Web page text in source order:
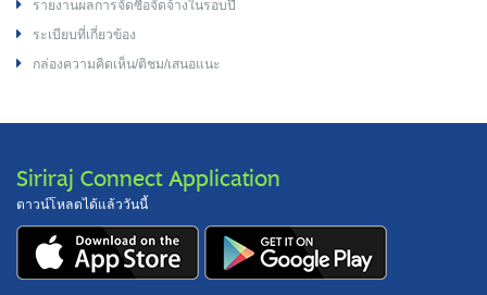
รายงานผลการจัดซื้อจัดจ้างในรอบปี
ระเบียบที่เกี่ยวข้อง
กล่องความคิดเห็น/ติชม/เสนอแนะ
Siriraj Connect Application
ดาวน์โหลดได้แล้ววันนี้